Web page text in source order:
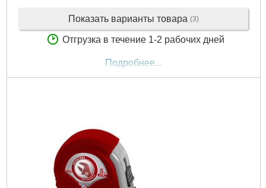
Показать варианты товара (3)
Отгрузка в течение 1-2 рабочих дней
Подробнее...